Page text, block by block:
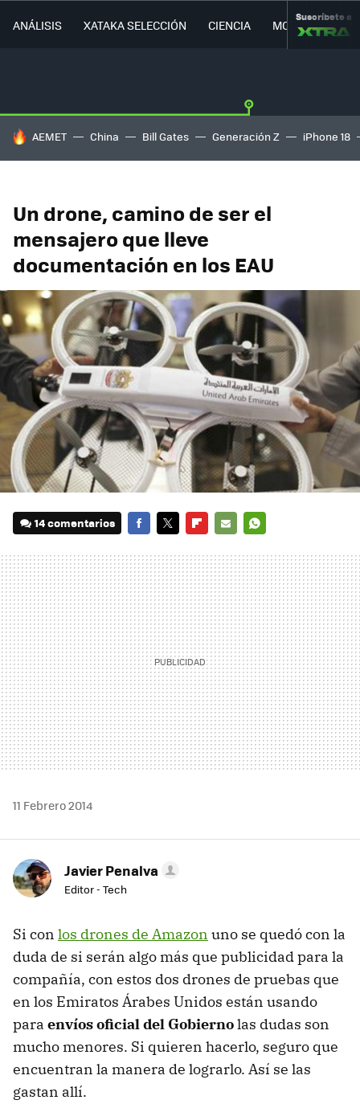
ANÁLISIS XATAKA SELECCIÓN CIENCIA MOVILIDAD
Suscríbete a
HOY SE HABLA DE
AEMET China Bill Gates Generación Z iPhone 18
Un drone, camino de ser el
mensajero que lleve
documentación en los EAU
14 comentarios
MAIL
11 Febrero 2014
Javier Penalva
Editor - Tech
Si con los drones de Amazon uno se quedó con la
duda de si serán algo más que publicidad para la
compañía, con estos dos drones de pruebas que
en los Emiratos Árabes Unidos están usando
para envíos oficial del Gobiernolas dudas son
mucho menores. Si quieren hacerlo, seguro que
encuentran la manera de lograrlo. Así se las
gastan allí.